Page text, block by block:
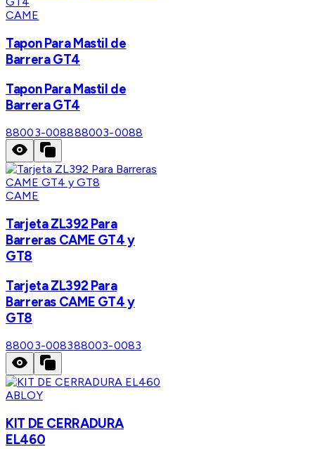
CAME
Tapon Para Mastil de
Barrera GT4
Tapon Para Mastil de
Barrera GT4
88003-008888003-0088
CAME
Tarjeta ZL392 Para
Barreras CAME GT4 y
GT8
Tarjeta ZL392 Para
Barreras CAME GT4 y
GT8
88003-008388003-0083
ABLOY
KIT DE CERRADURA
EL460